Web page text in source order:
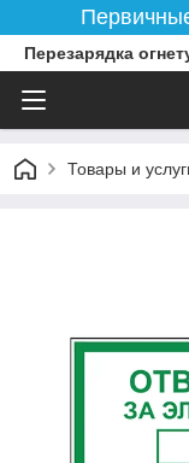
Перезарядка
Товары и